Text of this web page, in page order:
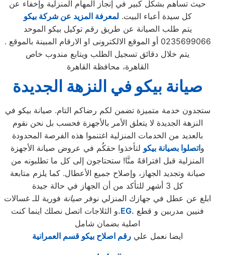
حيث تساهم بشكل كبير في إنجاز المهام المنزلية وإخفاء عن
كل سيدة أعباء البيت. لمعرفة المزيد عن شركة بيكو
يتم طلب الصيانة عن طريق رقم توكيل بيكو الموحد
0235699066 أو الموقع الالكترونى او الارقام المبينة بالموقع .
يتم خلال دقائق تسجيل الطلب ويتابع مندوب خاص
القاهرة، محافظة القاهرة
صيانة بيكو في النزهة الجديدة
ستجدون خدمة متميزة تضمن لكم رضاكم التام. صيانة بيكو في
النزهة الجديدة لا يتعلق الأمر بالأجهزة فحسب بل نحن نقوم
بالعديد من الخدمات المنزلية اغتنموا هذه الفرصة المحدودة
واتصلوا بصيانة بيكو لتأخذوا حقكُم في عروض صيانة الأجهزة
المنزلية قبل افتراقهُ منَّا! ستحتاجون إلى كل ما تطلبونه من
صيانة وتجديد الجهاز، وإصلاح جميع الأعطال. كما يلزم متابعة
كل 3 أشهر للتأكد من أن الجهاز في حالة جيدة
ابلغ عن عطل في جهازك المنزلي نوفر صيانة فورية للـ غسالات
و الثلاجات اتصل نصلك اينما كنت.EG.
اصلية بضمان شامل
ايضا نعمل علي رقم اصلاح بيكو قسم العمرانية